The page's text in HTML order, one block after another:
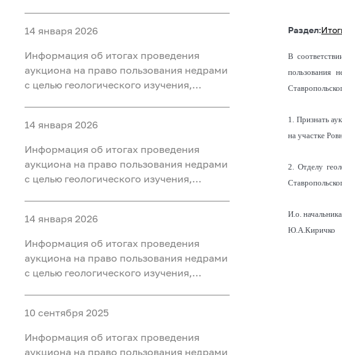
участке недр «Радомский»,
расположенного на территории
Октябрьского района Ханты-
Мансийского автономного округа - Югры
14 января 2026
Информация об итогах проведения
аукциона на право пользования недрами
с целью геологического изучения,
«Сергинский 9», расположенного на
территории Белоярского района Ханты-
Мансийского автономного округа - Югры
14 января 2026
Информация об итогах проведения
аукциона на право пользования недрами
с целью геологического изучения,
«Западно-Нятлонгский»,
расположенного на территории
Сургутского района Ханты-Мансийского
автономного округа - Югры
14 января 2026
Информация об итогах проведения
аукциона на право пользования недрами
с целью геологического изучения,
«Восточно-Камский», расположенного
на территории Ханты-Мансийского
района Ханты-Мансийского
10 сентября 2025
Информация об итогах проведения
аукциона на право пользования недрами
Раздел:
В
пользования
1. Признать
на участке
2. Отделу
И.о.
Ю.А.Киричко